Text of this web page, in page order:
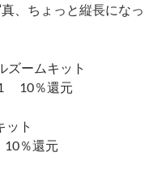
、ちょっと縦長になっ
ズームキット
10％還元
ット
％還元